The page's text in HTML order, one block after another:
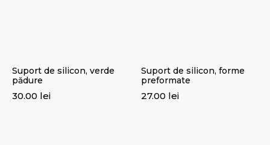
Suport de silicon, verde
pădure
30.00 lei
Suport de silicon, forme
preformate
27.00 lei